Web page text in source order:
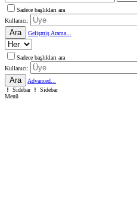
Sadece başlıkları ara
Kullanıcı:
Ara Gelişmiş Arama...
Sadece başlıkları ara
Kullanıcı:
Ara
Advanced...
Sidebar
Sidebar
Menü